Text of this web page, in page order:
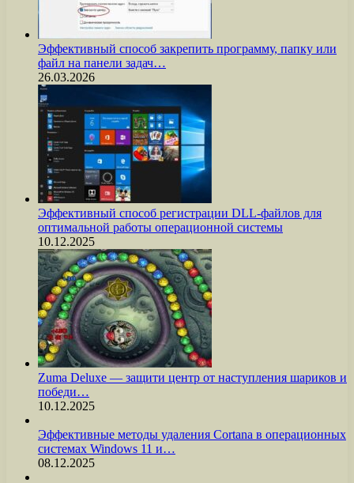
Эффективный способ закрепить программу, папку или
файл на панели задач…
26.03.2026
Эффективный способ регистрации DLL-файлов для
оптимальной работы операционной системы
10.12.2025
Zuma Deluxe — защити центр от наступления шариков и
победи…
10.12.2025
Эффективные методы удаления Cortana в операционных
системах Windows 11 и…
08.12.2025